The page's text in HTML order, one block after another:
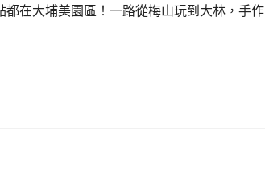
在大埔美園區！一路從梅山玩到大林，手作